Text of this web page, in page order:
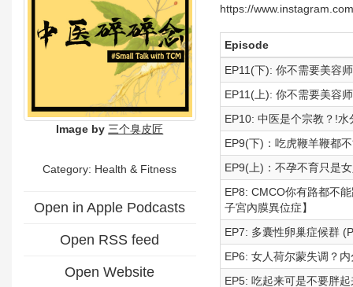
Image by 三个臭皮匠
Category: Health & Fitness
Open in Apple Podcasts
Open RSS feed
Open Website
https://
Episode
EP11(下): 你不需要美容
EP11(上): 你不需要美容
EP10: 中医是个宗教？!
EP9(下)：吃虎鞭羊鞭都
EP9(上)：不孕不育只是
EP8: CMCO你有路都不
子宮內膜異位症】
EP7: 多囊性卵巢症候群
EP6: 女人荷尔蒙失调？
EP5: 吃起来可是不要胖